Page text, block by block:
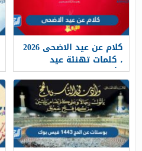
كلام عن عيد الاضحى 2026
، كلمات تهنئة عيد
الأضحى المبارك 1448